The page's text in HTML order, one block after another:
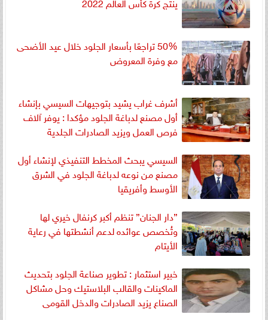
50% تراجعًا بأسعار الجلود خلال عيد الأضحى
مع وفرة المعروض
أشرف غراب يشيد بتوجيهات السيسي بإنشاء
أول مصنع لدباغة الجلود مؤكدا : يوفر آلاف
فرص العمل ويزيد الصادرات الجلدية
السيسي يبحث المخطط التنفيذي لإنشاء أول
مصنع من نوعه لدباغة الجلود في الشرق
الأوسط وأفريقيا
”دار الجنان” تنظم أكبر كرنفال خيري لها
وتُخصص عوائده لدعم أنشطتها في رعاية
الأيتام
خبير استثمار : تطوير صناعة الجلود بتحديث
الماكينات والقالب البلاستيك وحل مشاكل
الصناع يزيد الصادرات والدخل القومى